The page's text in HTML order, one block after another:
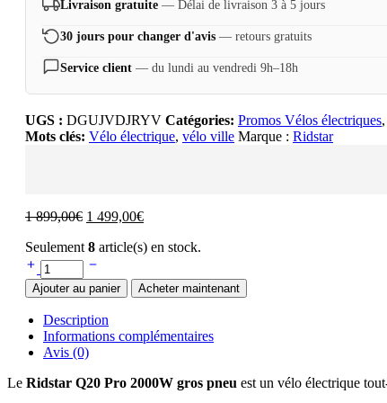
Livraison gratuite — Délai de livraison 3 à 5 jours
30 jours pour changer d'avis — retours gratuits
Service client — du lundi au vendredi 9h–18h
UGS : DGUJVDJRYV Catégories: Promos Vélos électriques,
Mots clés: Vélo électrique, vélo ville Marque : Ridstar
1 899,00€ 1 499,00€
Seulement8 article(s) en stock.
Ajouter au panier Acheter maintenant
Description
Informations complémentaires
Avis (0)
Le Ridstar Q20 Pro 2000W gros pneu est un vélo électrique